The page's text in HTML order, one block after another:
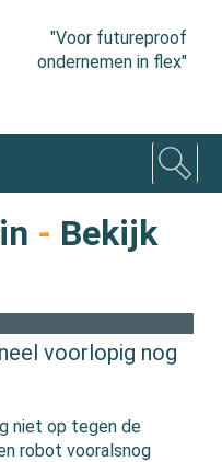
"Voor futureproof
ondernemen in flex"
- Bekijk
voorlopig nog
niet op tegen de
robot vooralsnog